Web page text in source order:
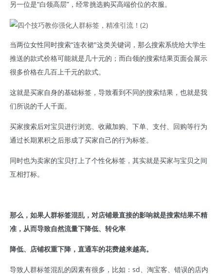
另一位是“白领高层”，经常挑选购买高端价位的衣服。
当两位女性同时搜索“连衣裙"这类关键词，那么搜索系统给大学生
推送的款式价格可能就是几十元的；而白领的搜索结果页面会展示
很多价格在几百上千元的款式。
这就是买家自身的基础标签，导致看到不同的搜索结果，也就是我
们所说的千人千面。
买家搜索后对宝贝进行浏览、收藏加购、下单、支付、回购等行为
通过长期累积之后形成了买家自己的行为标签。
同时也为卖家的宝贝打上了个性化标签，其实就是买家与宝贝之间
互相打标。
那么，如果人群标签混乱，对店铺最直接的影响就是搜索结果不精
准，从而导致自然流量下降低、转化率
降低、店铺权重下降，直通车的花费越来越高。
导致人群标签混乱的因素有很多，比如：sd、淘宝客、错误的店内